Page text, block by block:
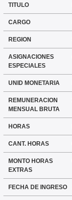
TITULO
CARGO
REGION
ASIGNACIONES
ESPECIALES
UNID MONETARIA
REMUNERACION
MENSUAL BRUTA
HORAS
CANT. HORAS
MONTO HORAS
EXTRAS
FECHA DE INGRESO